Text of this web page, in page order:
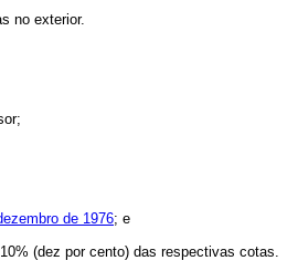
no exterior.
de 1976; e
(dez por cento) das respectivas cotas.